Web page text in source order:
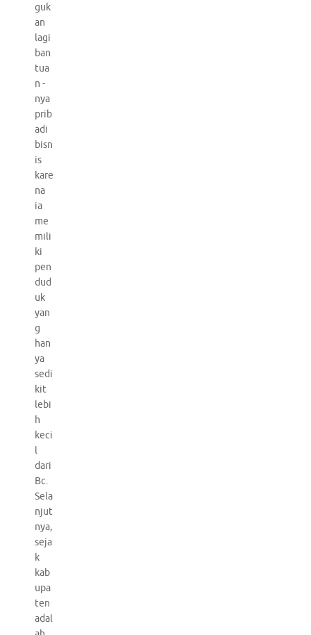
guk
an
lagi
ban
tua
n -
nya
prib
adi
bisn
is
kare
na
ia
me
mili
ki
pen
dud
uk
yan
g
han
ya
sedi
kit
lebi
h
keci
l
dari
Bc.
Sela
njut
nya,
seja
k
kab
upa
ten
adal